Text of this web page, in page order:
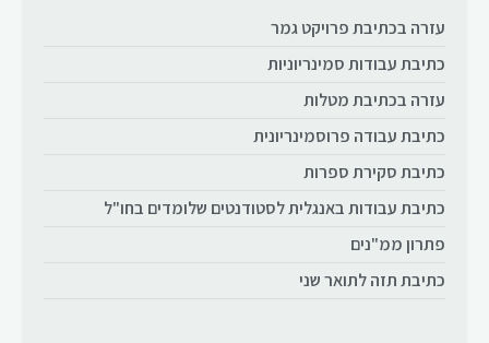
עזרה בכתיבת פרויקט גמר
כתיבת עבודות סמינריוניות
עזרה בכתיבת מטלות
כתיבת עבודה פרוסמינריונית
כתיבת סקירת ספרות
כתיבת עבודות באנגלית לסטודנטים שלומדים בחו"ל
פתרון ממ"נים
כתיבת תזה לתואר שני